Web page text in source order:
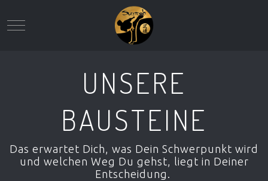
Mobile Menu Toggle
UNSERE
BAUSTEINE
Das erwartet Dich, was Dein Schwerpunkt wird
und welchen Weg Du gehst, liegt in Deiner
Entscheidung.